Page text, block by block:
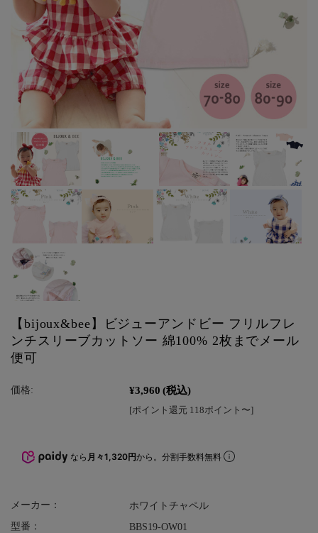
【bijoux&bee】ビジューアンドビー フリルフレ
ンチスリーブカットソー 綿100% 2枚までメール
便可
価格: ¥3,960 (税込)
[ポイント還元 118ポイント〜]
なら 月々1,320円から。分割手数料無料
メーカー：
ホワイトチャペル
型番：
BBS19-OW01